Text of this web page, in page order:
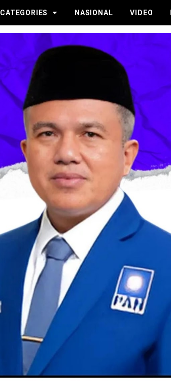
CATEGORIES NASIONAL VIDEO